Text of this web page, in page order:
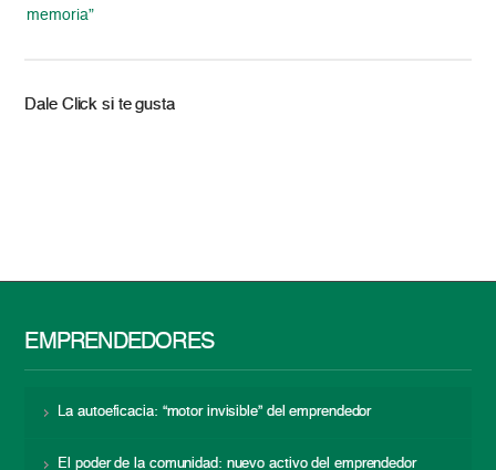
memoria”
Dale Click si te gusta
EMPRENDEDORES
La autoeficacia: “motor invisible” del emprendedor
El poder de la comunidad: nuevo activo del emprendedor